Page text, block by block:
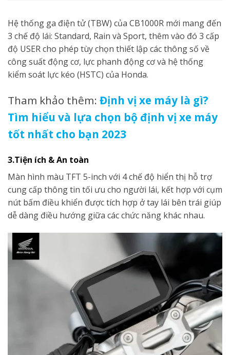
Hệ thống ga điện tử (TBW) của CB1000R mới mang đến
3 chế độ lái: Standard, Rain và Sport, thêm vào đó 3 cấp
độ USER cho phép tùy chọn thiết lập các thông số về
công suất động cơ, lực phanh động cơ và hệ thống
kiểm soát lực kéo (HSTC) của Honda.
Tham khảo thêm: Định vị xe máy là gì?
Tìm hiểu và lựa chọn bộ định vị xe máy
tốt nhất cho bạn 2023
3.Tiện ích & An toàn
Màn hình màu TFT 5-inch với 4 chế độ hiển thị hỗ trợ
cung cấp thông tin tối ưu cho người lái, kết hợp với cụm
nút bấm điều khiển được tích hợp ở tay lái bên trái giúp
dễ dàng điều hướng giữa các chức năng khác nhau.